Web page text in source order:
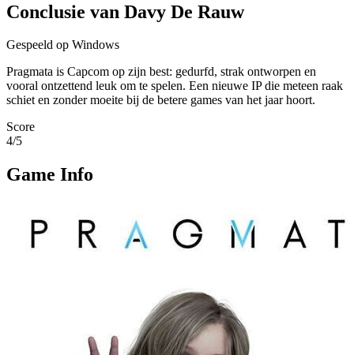
Conclusie van Davy De Rauw
Gespeeld op Windows
Pragmata is Capcom op zijn best: gedurfd, strak ontworpen en
vooral ontzettend leuk om te spelen. Een nieuwe IP die meteen raak
schiet en zonder moeite bij de betere games van het jaar hoort.
Score
4/5
Game Info